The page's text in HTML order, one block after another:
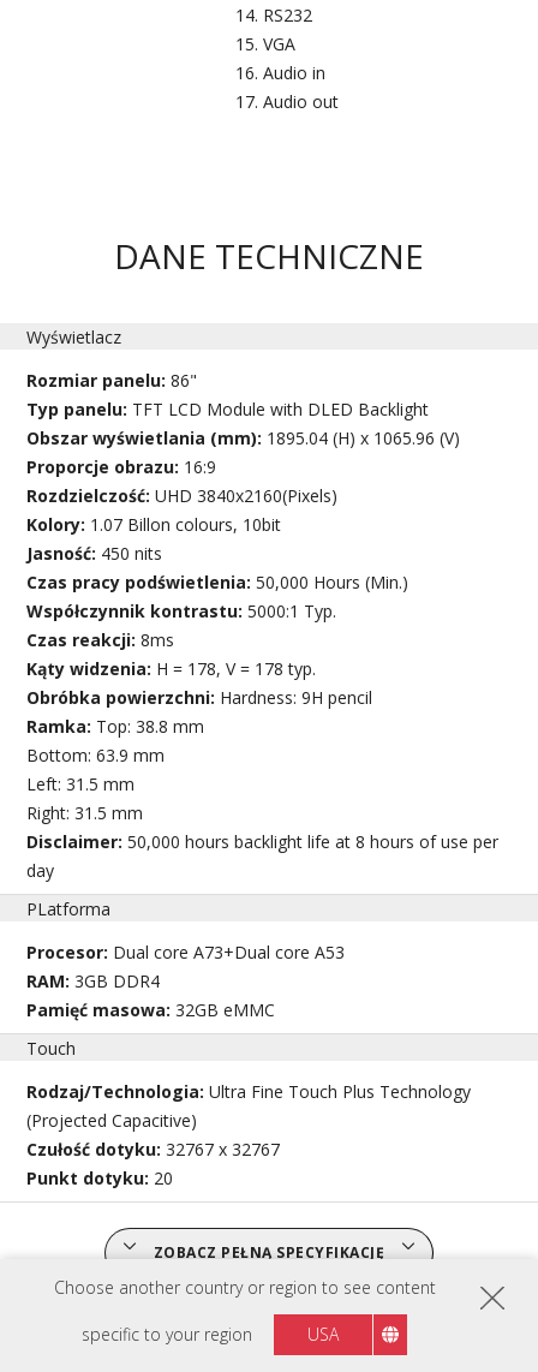
Choose another country or region to see content
specific to your region USA
RS232
VGA
Audio in
Audio out
DANE TECHNICZNE
Wyświetlacz
Rozmiar panelu:86"
Typ panelu: TFT LCD Module with DLED Backlight
Obszar wyświetlania (mm): 1895.04 (H) x 1065.96 (V)
Proporcje obrazu: 16:9
Rozdzielczość:UHD 3840x2160(Pixels)
Kolory: 1.07 Billon colours, 10bit
Jasność: 450 nits
Czas pracy podświetlenia:50,000 Hours (Min.)
Współczynnik kontrastu:5000:1 Typ.
Czas reakcji:8ms
Kąty widzenia: H = 178, V = 178 typ.
Obróbka powierzchni: Hardness: 9H pencil
Ramka: Top: 38.8 mm
Bottom: 63.9 mm
Left: 31.5 mm
Right: 31.5 mm
Disclaimer:50,000 hours backlight life at 8 hours of use per
day
PLatforma
Procesor: Dual core A73+Dual core A53
RAM:3GB DDR4
Pamięć masowa:32GB eMMC
Touch
Rodzaj/Technologia:Ultra Fine Touch Plus Technology
(Projected Capacitive)
Czułość dotyku:32767 x 32767
Punkt dotyku: 20
ZOBACZ PEŁNĄ SPECYFIKACJĘ